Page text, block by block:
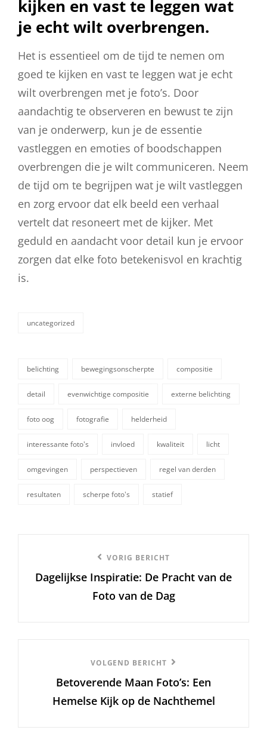
kijken en vast te leggen wat
je echt wilt overbrengen.
Het is essentieel om de tijd te nemen om
goed te kijken en vast te leggen wat je echt
wilt overbrengen met je foto’s. Door
aandachtig te observeren en bewust te zijn
van je onderwerp, kun je de essentie
vastleggen en emoties of boodschappen
overbrengen die je wilt communiceren. Neem
de tijd om te begrijpen wat je wilt vastleggen
en zorg ervoor dat elk beeld een verhaal
vertelt dat resoneert met de kijker. Met
geduld en aandacht voor detail kun je ervoor
zorgen dat elke foto betekenisvol en krachtig
is.
categorieën
uncategorized
belichting bewegingsonscherpte compositie
detail evenwichtige compositie externe belichting
foto oog fotografie helderheid
interessante foto's invloed kwaliteit licht
omgevingen perspectieven regel van derden
resultaten scherpe foto's statief
bericht
VORIG BERICHT
Dagelijkse Inspiratie: De Pracht van de
Foto van de Dag
Bericht
VOLGEND BERICHT
Betoverende Maan Foto’s: Een
Hemelse Kijk op de Nachthemel